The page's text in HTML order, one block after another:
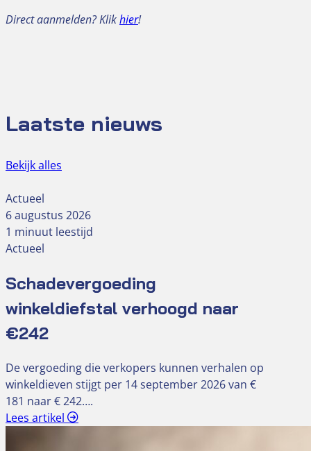
Direct aanmelden? Klikhier!
Laatste nieuws
Bekijk alles
Actueel
6 augustus 2026
1 minuut leestijd
Actueel
Schadevergoeding
winkeldiefstal verhoogd naar
€242
De vergoeding die verkopers kunnen verhalen op
winkeldieven stijgt per 14 september 2026 van €
181 naar € 242….
Lees artikel